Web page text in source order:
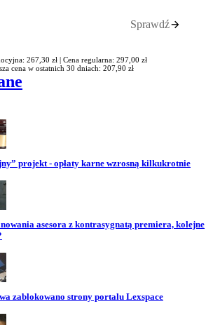
Sprawdź
267,30 zł | Cena regularna: 297,00 zł
cena w ostatnich 30 dniach: 207,90 zł
projekt - opłaty karne wzrosną kilkukrotnie
asesora z kontrasygnatą premiera, kolejne
zablokowano strony portalu Lexspace